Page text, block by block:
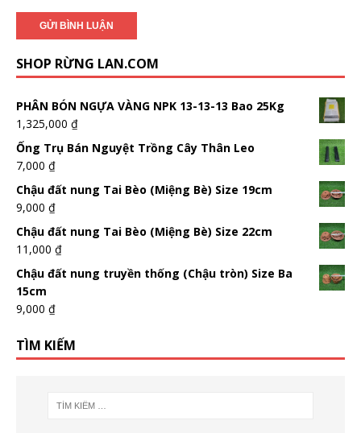
SHOP RỪNG LAN.COM
PHÂN BÓN NGỰA VÀNG NPK 13-13-13 Bao 25Kg
1,325,000 ₫
Ống Trụ Bán Nguyệt Trồng Cây Thân Leo
7,000 ₫
Chậu đất nung Tai Bèo (Miệng Bè) Size 19cm
9,000 ₫
Chậu đất nung Tai Bèo (Miệng Bè) Size 22cm
11,000 ₫
Chậu đất nung truyền thống (Chậu tròn) Size Ba
15cm
9,000 ₫
TÌM KIẾM